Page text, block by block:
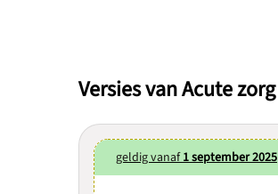
Versies van Acute zorg
geldig vanaf1 september 2025